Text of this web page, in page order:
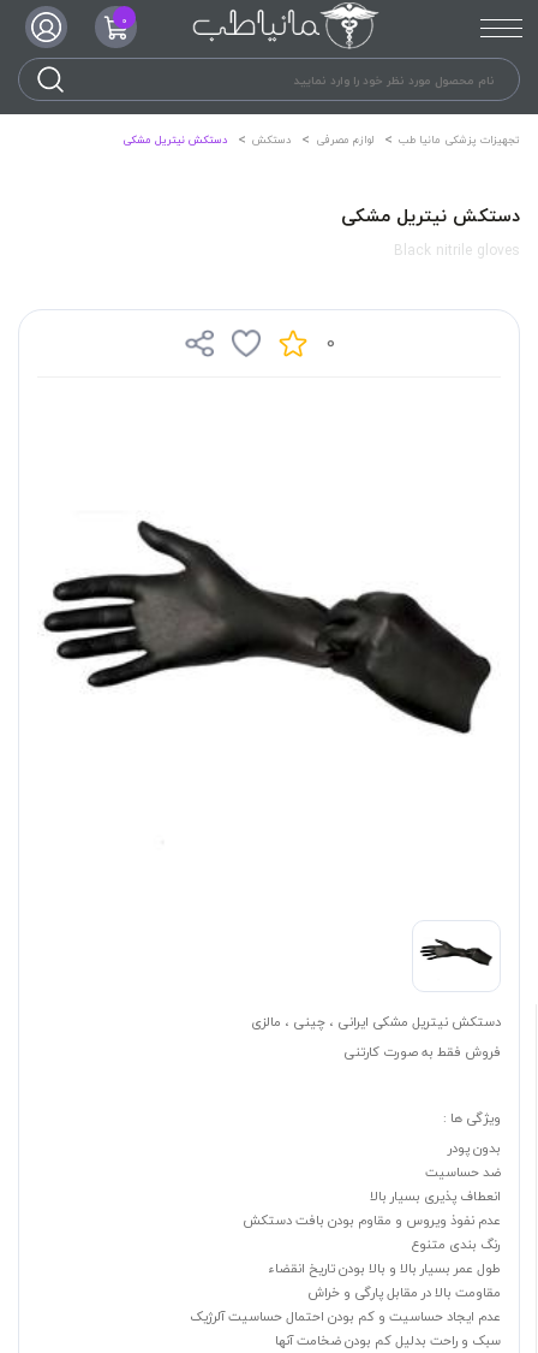
0
تجهیزات پزشکی مانیا طب لوازم مصرفی دستکش دستکش نیتریل مشکی
دستکش نیتریل مشکی
Black nitrile gloves
0
دستکش نیتریل مشکی ایرانی ، چینی ، مالزی
فروش فقط به صورت کارتنی
ویژگی ها :
بدون پودر
ضد حساسیت
انعطاف پذیری بسیار بالا
عدم نفوذ ویروس و مقاوم بودن بافت دستکش
رنگ بندی متنوع
طول عمر بسیار بالا و بالا بودن تاریخ انقضاء
مقاومت بالا در مقابل پارگی و خراش
عدم ایجاد حساسیت و کم بودن احتمال حساسیت آلرژیک
سبک و راحت بدلیل کم بودن ضخامت آنها